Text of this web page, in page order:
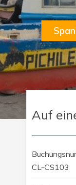
Auf
CL-CS103